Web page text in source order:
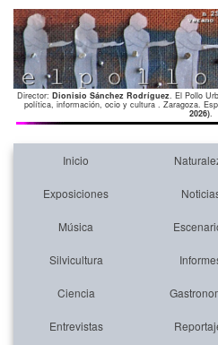
Director: Dionisio Sánchez Rodríguez. El Pollo
política, información, ocio y cultura . Zaragoza.
2026).
Inicio
Exposiciones
Música
Silvicultura
Ciencia
Entrevistas